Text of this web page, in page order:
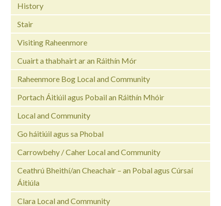
History
Stair
Visiting Raheenmore
Cuairt a thabhairt ar an Ráithín Mór
Raheenmore Bog Local and Community
Portach Áitiúil agus Pobail an Ráithín Mhóir
Local and Community
Go háitiúil agus sa Phobal
Carrowbehy / Caher Local and Community
Ceathrú Bheithí/an Cheachair – an Pobal agus Cúrsaí
Áitiúla
Clara Local and Community